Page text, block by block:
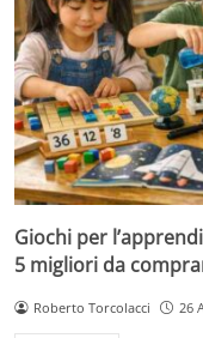
Giochi per
5 migliori da
Roberto Torcolacci 26